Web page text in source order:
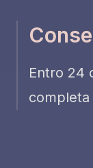
Entro 24
completa